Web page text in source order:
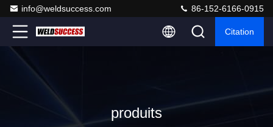
info@weldsuccess.com 86-152-6166-0915
Citation
produits